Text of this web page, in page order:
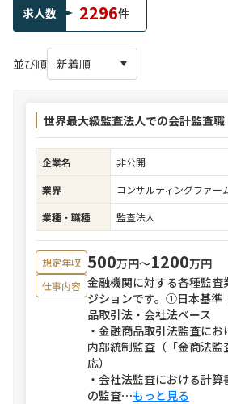
求人数 2296件
並び順
世界最大級監査法人での会計監査職
企業名
非公開
業界
コンサルティングファー
業種・職種
監査法人
想定年収 500万円〜1200万円
仕事内容 金融機関に対する各種監査
ジションです。①日本基準
品取引法・会社法ベース
・金融商品取引法監査にお
内部統制監査（「金商法
応）
・会社法監査における計
の監査⋯もっと見る